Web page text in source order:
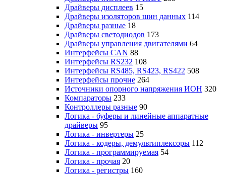
Драйверы дисплеев 15
Драйверы изоляторов шин данных 114
Драйверы разные 18
Драйверы светодиодов 173
Драйверы управления двигателями 64
Интерфейсы CAN 88
Интерфейсы RS232 108
Интерфейсы RS485, RS423, RS422 508
Интерфейсы прочие 264
Источники опорного напряжения ИОН 320
Компараторы 233
Контроллеры разные 90
Логика - буферы и линейные аппаратные
драйверы 95
Логика - инвертеры 25
Логика - кодеры, демультиплексоры 112
Логика - программируемая 54
Логика - прочая 20
Логика - регистры 160